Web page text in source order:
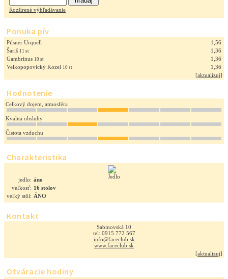
Rozšírené výhľadávanie
Ponuka pív
Pilsner Urquell
1,56
Šariš 11 st
1,36
Gambrinus 10 st
1,36
Velkopopovický Kozel 10 st
1,36
[aktualizuj]
Hodnotenie
Celkový dojem, atmosféra
Kvalita obsluhy
Čistota vzduchu
Charakteristika
jedlo: áno
veľkosť: 16 stolov
veľký stôl: ÁNO
Kontakt
Sabinovská 10
tel: 0915 772 567
info@faceclub.sk
www.faceclub.sk
[aktualizuj]
Otváracie hodiny